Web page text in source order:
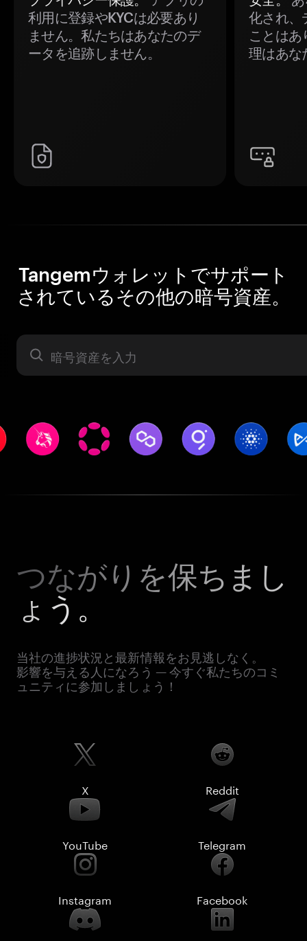
利用に登録やKYCは必要あり
ません。私たちはあなたのデ
ータを追跡しません。
化され、
ことはあ
理はあな
Tangemウォレットでサポート
されているその他の暗号資産。
暗号資産
つながりを保ちまし
ょう。
当社の進捗状況と最新情報をお見逃しなく。
影響を与える人になろう — 今すぐ私たちのコミ
ュニティに参加しましょう！
X Reddit
YouTube Telegram
Instagram Facebook